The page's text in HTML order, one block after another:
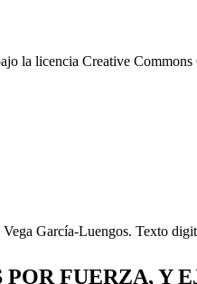
la licencia Creative
García-Luengos. Texto
POR FUERZA, Y